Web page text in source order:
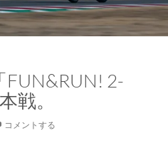
2-
戦。
コメントする